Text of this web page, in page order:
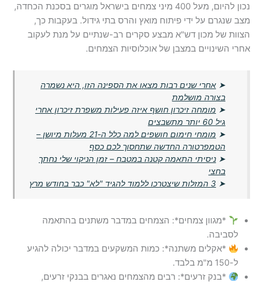
נכון להיום, מעל 400 מיני צמחים בישראל מוגרים בסכנת הכחדה,
מצב שנגרם על ידי פיתוח מואץ והרס בתי גידול. בעקבות כך,
הצוות של מכון דש"א מבצע סקרים רב-שנתיים על מנת לעקוב
אחרי השינויים במצבן של אוכלוסיות הצמחים.
➤אחרי שנים רבות מצאו את הספינה הזו, היא נשמרה
בצורה מושלמת
➤ מומחה זיכרון חושף איזה פעילות משפרת זיכרון אחרי
גיל 60 יותר מתשבצים
➤
מומחי חימום חושפים למה כלל ה-21 מעלות מיושן –
הטמפרטורה החדשה שתחסוך לכם כסף
➤ניסיתי התאמה קטנה במטבח – זמן הניקוי שלי נחתך
בחצי
➤ 3 המזלות שיצטרכו ללמוד להגיד "לא" כבר בחודש מרץ
*מגוון צמחים*: הצמחים במדבר משתנים בהתאמה
לסביבה.
*אקלים משתנה*: כמות המשקעים במדבר יכולה להגיע
ל-150 מ"מ בלבד.
*בנק זרעים*: רבים מהצמחים נאגרים בבנקי זרעים,